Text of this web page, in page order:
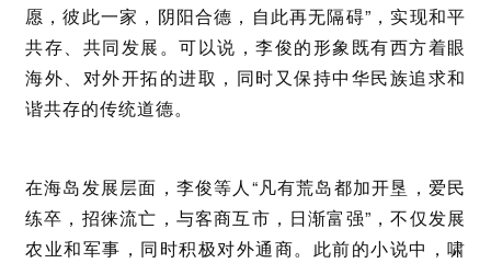
愿，彼此一家，阴阳合德，自此再无隔碍”，实现和平
共存、共同发展。可以说，李俊的形象既有西方着眼
海外、对外开拓的进取，同时又保持中华民族追求和
谐共存的传统道德。
在海岛发展层面，李俊等人“凡有荒岛都加开垦，爱民
练卒，招徕流亡，与客商互市，日渐富强”，不仅发展
农业和军事，同时积极对外通商。此前的小说中，啸